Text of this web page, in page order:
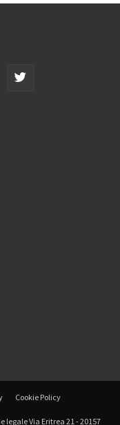
Cookie Policy
Via Eritrea 21 - 20157